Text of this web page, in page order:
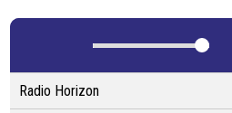
Radio Horizon